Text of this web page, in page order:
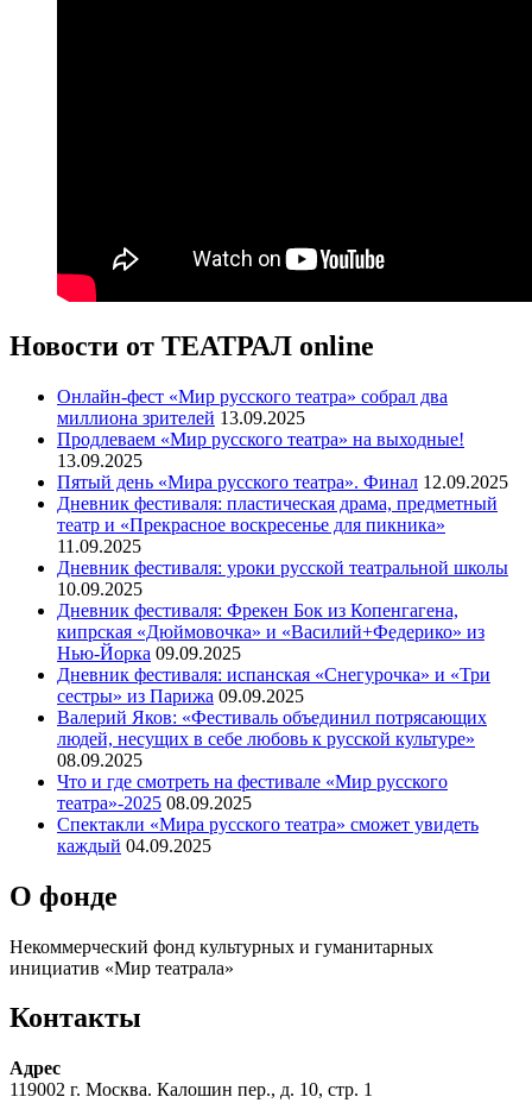
Новости от ТЕАТРАЛ online
Онлайн-фест «Мир русского театра» собрал два
миллиона зрителей 13.09.2025
Продлеваем «Мир русского театра» на выходные!
13.09.2025
Пятый день «Мира русского театра». Финал 12.09.2025
Дневник фестиваля: пластическая драма, предметный
театр и «Прекрасное воскресенье для пикника»
11.09.2025
Дневник фестиваля: уроки русской театральной школы
10.09.2025
Дневник фестиваля: Фрекен Бок из Копенгагена,
кипрская «Дюймовочка» и «Василий+Федерико» из
Нью-Йорка 09.09.2025
Дневник фестиваля: испанская «Снегурочка» и «Три
сестры» из Парижа 09.09.2025
Валерий Яков: «Фестиваль объединил потрясающих
людей, несущих в себе любовь к русской культуре»
08.09.2025
Что и где смотреть на фестивале «Мир русского
театра»-2025 08.09.2025
Спектакли «Мира русского театра» сможет увидеть
каждый 04.09.2025
О фонде
Некоммерческий фонд культурных и гуманитарных
инициатив «Мир театрала»
Контакты
Адрес
119002 г. Москва. Калошин пер., д. 10, стр. 1